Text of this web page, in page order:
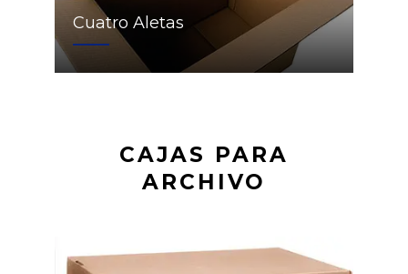
Cuatro Aletas
CAJAS PARA
ARCHIVO